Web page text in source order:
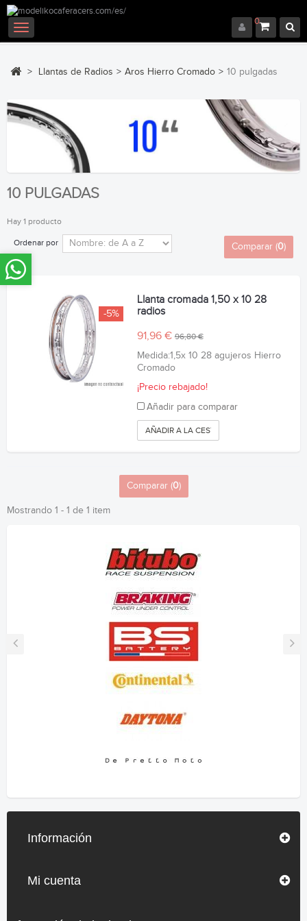
0
Navegación
Toggle
> Llantas de Radios > Aros Hierro Cromado > 10 pulgadas
10 PULGADAS
Hay 1 producto
Ordenar por Comparar (0)
-5%
Llanta cromada 1,50 x 10 28
radios
91,96 €96,80 €
Medida:1,5x 10 28 agujeros Hierro
Cromado
¡Precio rebajado!
Añadir para comparar
AÑADIR A LA CESTA
Comparar (0)
Mostrando 1 - 1 de 1 item
Información
Mi cuenta